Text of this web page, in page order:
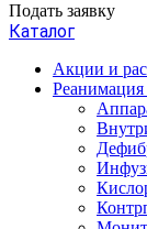
Подать заявку
Каталог
Акции и
Реанимация